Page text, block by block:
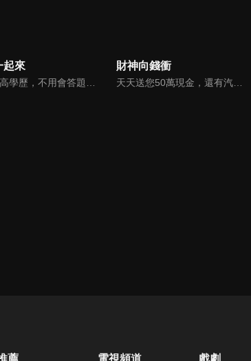
起來
「不用高學歷，不用會答題，全民一起來，獎金拿不完！」《全民一起來》是一檔結合手機遊戲的大型現場直播益智節目，「記憶、觀察、反應、平衡、敏捷...」，多道關卡考驗挑戰者的多元智能及體能，見證藝人明星各項不可思議的挑戰。
財神向錢衝
天天送您50萬現金，還有汽車大獎！不考智力、體力，挑戰家人、同事、同學、朋友互相了解的成渡和共同生活經驗。快來參加《財神向前衝》大獎通通送給您。
薦 電視頻道 戲劇